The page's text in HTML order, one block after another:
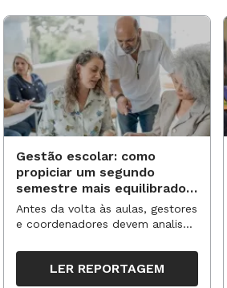
Gestão escolar: como
propiciar um segundo
semestre mais equilibrado
para os professores?
Antes da volta às aulas, gestores
e coordenadores devem analisar
organizar ações para orientar o
trabalho pedagógico ao longo
do período
LER REPORTAGEM